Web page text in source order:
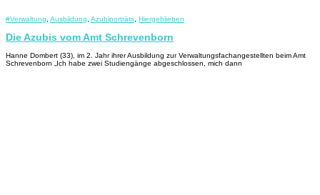
#Verwaltung Ausbildung Azubiporträts Hiergeblieben
Die Azubis vom Amt Schrevenborn
Hanne Dombert (33), im 2. Jahr ihrer Ausbildung zur Verwaltungsfachangestellten beim Amt
Schrevenborn „Ich habe zwei Studiengänge abgeschlossen, mich dann